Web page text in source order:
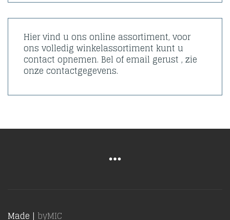
Hier vind u ons online assortiment, voor
ons volledig winkelassortiment kunt u
contact opnemen. Bel of email gerust , zie
onze contactgegevens.
Made | byMIC